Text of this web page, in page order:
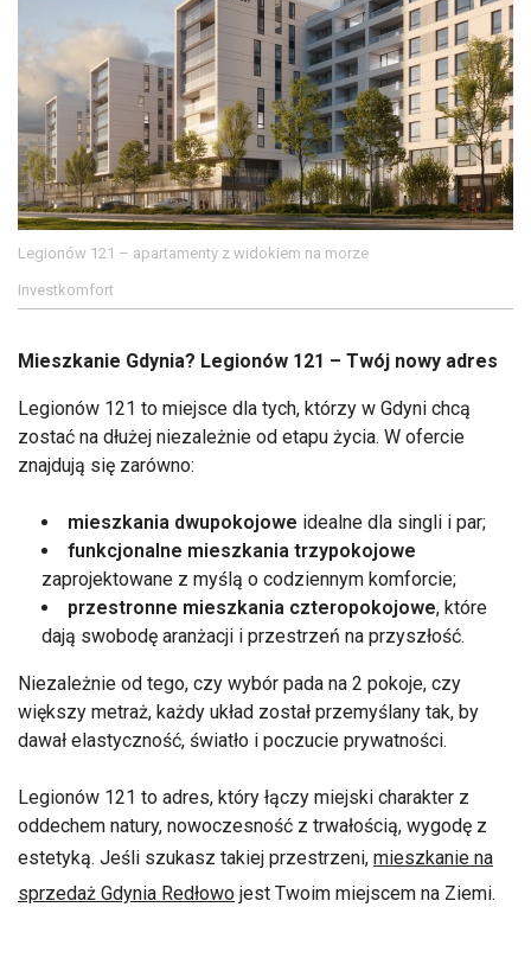
Legionów 121 – apartamenty z widokiem na morze
Investkomfort
Mieszkanie Gdynia? Legionów 121 – Twój nowy adres
Legionów 121 to miejsce dla tych, którzy w Gdyni chcą
zostać na dłużej niezależnie od etapu życia. W ofercie
znajdują się zarówno:
mieszkania dwupokojowe idealne dla singli i par;
funkcjonalne mieszkania trzypokojowe
zaprojektowane z myślą o codziennym komforcie;
przestronne mieszkania czteropokojowe, które
dają swobodę aranżacji i przestrzeń na przyszłość.
Niezależnie od tego, czy wybór pada na 2 pokoje, czy
większy metraż, każdy układ został przemyślany tak, by
dawał elastyczność, światło i poczucie prywatności.
Legionów 121 to adres, który łączy miejski charakter z
oddechem natury, nowoczesność z trwałością, wygodę z
estetyką. Jeśli szukasz takiej przestrzeni, mieszkanie na
sprzedaż Gdynia Redłowo jest Twoim miejscem na Ziemi.